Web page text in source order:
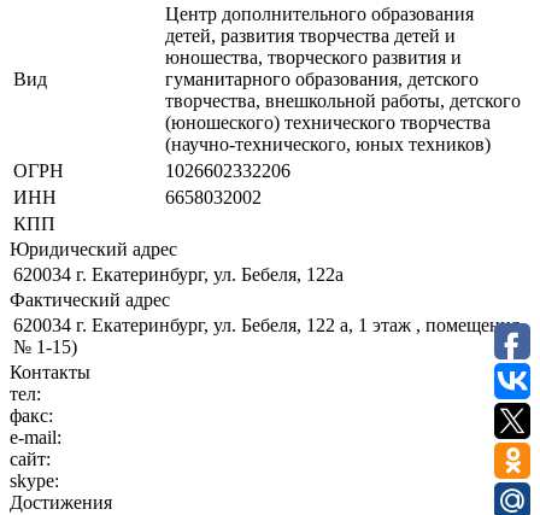
Вид
Центр дополнительного образования
детей, развития творчества детей и
юношества, творческого развития и
гуманитарного образования, детского
творчества, внешкольной работы, детского
(юношеского) технического творчества
(научно-технического, юных техников)
ОГРН
1026602332206
ИНН
6658032002
КПП
Юридический адрес
620034 г. Екатеринбург, ул. Бебеля, 122а
Фактический адрес
620034 г. Екатеринбург, ул. Бебеля, 122 а, 1 этаж , помещения
№ 1-15)
Контакты
тел:
факс:
e-mail:
сайт:
skype:
Достижения